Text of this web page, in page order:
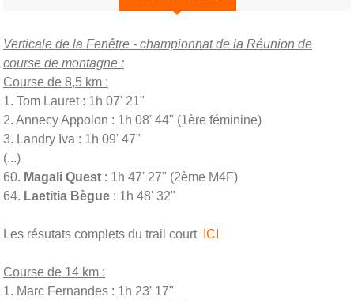
Verticale de la Fenêtre - championnat de la Réunion de
course de montagne :
Course de 8,5 km :
1. Tom Lauret : 1h 07' 21"
2. Annecy Appolon : 1h 08' 44" (1ère féminine)
3. Landry Iva : 1h 09' 47"
(...)
60. Magali Quest : 1h 47' 27" (2ème M4F)
64. Laetitia Bègue : 1h 48' 32"
Les résutats complets du trail court ICI
Course de 14 km :
1. Marc Fernandes : 1h 23' 17"